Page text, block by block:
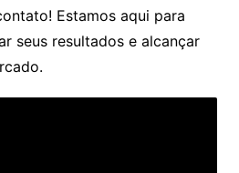
Estamos aqui para
seus resultados e alcançar